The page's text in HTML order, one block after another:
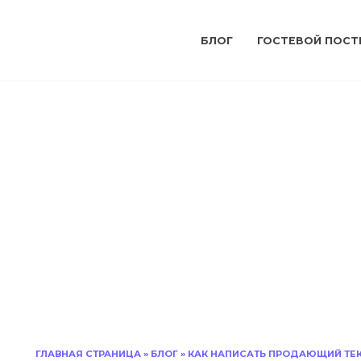
БЛОГ ГОСТЕВОЙ
ГЛАВНАЯ СТРАНИЦА » БЛОГ » КАК НАПИСАТЬ ПРОДАЮЩИЙ